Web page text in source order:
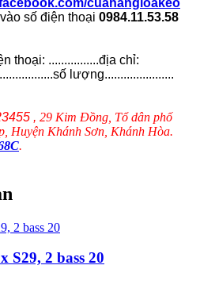
số điện thoại 0984.11.53.58
thoại: ................địa chỉ:
lượng......................
, 29 Kim Đồng, Tổ dân phố
Huyện Khánh Sơn, Khánh Hòa.
.
S29, 2 bass 20